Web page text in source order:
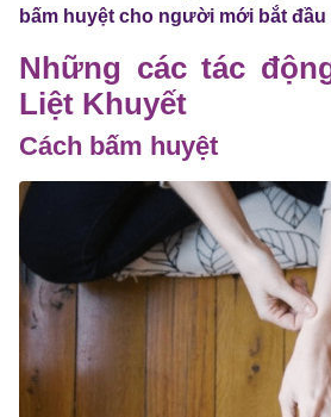
bấm huyệt cho người mới bắt đầu
Những các tác
Liệt Khuyết
Cách bấm huyệt